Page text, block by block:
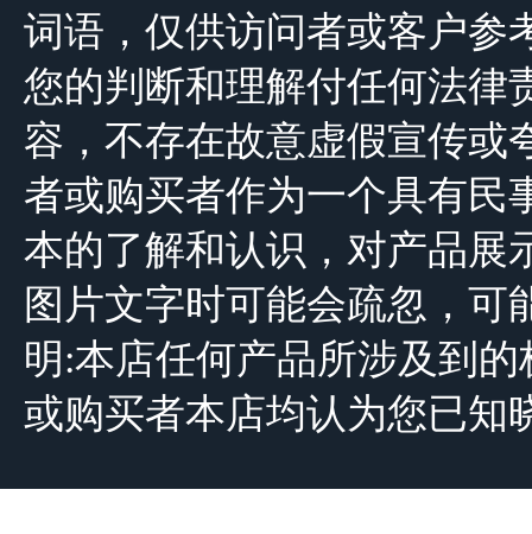
词语，仅供访问者或客户参
您的判断和理解付任何法律
容，不存在故意虚假宣传或
者或购买者作为一个具有民
本的了解和认识，对产品展
图片文字时可能会疏忽，可
明:本店任何产品所涉及到
或购买者本店均认为您已知